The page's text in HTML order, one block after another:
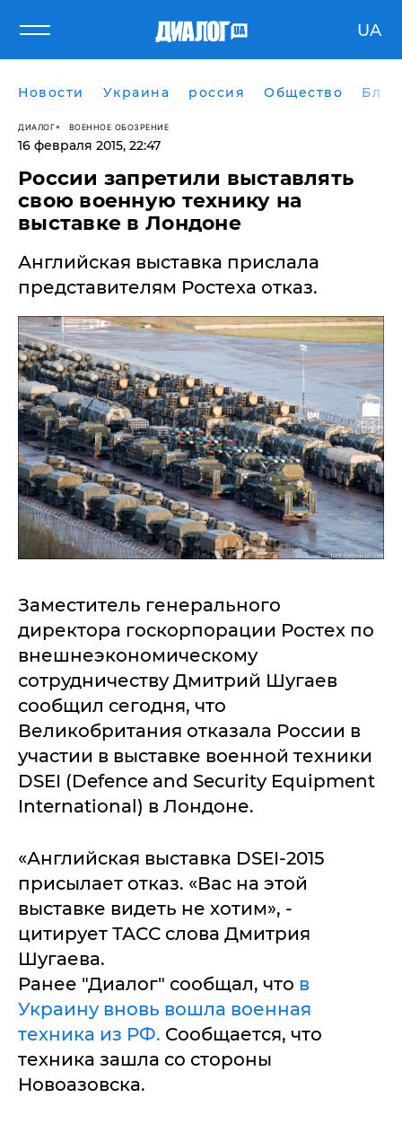
UA
Новости Украина россия Общество
ДИАЛОГ ВОЕННОЕ ОБОЗРЕНИЕ
16 февраля 2015, 22:47
России запретили выставлять
свою военную технику на
выставке в Лондоне
Английская выставка прислала
представителям Ростеха отказ.
Заместитель генерального
директора госкорпорации Ростех по
внешнеэкономическому
сотрудничеству Дмитрий Шугаев
сообщил сегодня, что
Великобритания отказала России в
участии в выставке военной техники
DSEI (Defence and Security Equipment
International) в Лондоне.
«Английская выставка DSEI-2015
присылает отказ. «Вас на этой
выставке видеть не хотим», -
цитирует ТАСС слова Дмитрия
Шугаева.
Ранее "Диалог" сообщал, что в
Украину вновь вошла военная
техника из РФ. Сообщается, что
техника зашла со стороны
Новоазовска.